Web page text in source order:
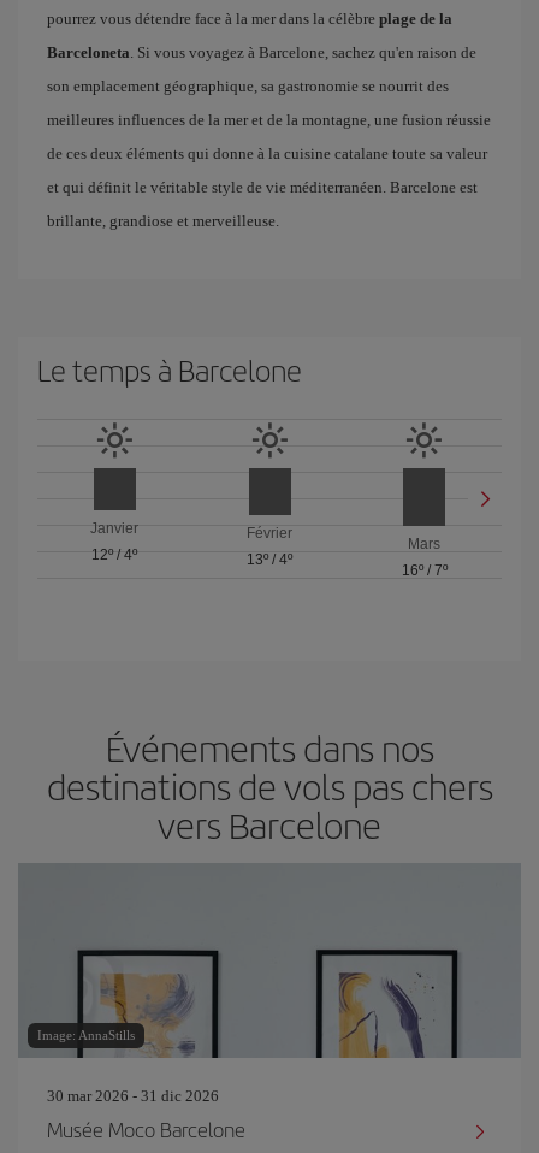
pourrez vous détendre face à la mer dans la célèbre plage de la
Barceloneta . Si vous voyagez à Barcelone, sachez qu'en raison de
son emplacement géographique, sa gastronomie se nourrit des
meilleures influences de la mer et de la montagne, une fusion réussie
de ces deux éléments qui donne à la cuisine catalane toute sa valeur
et qui définit le véritable style de vie méditerranéen. Barcelone est
brillante, grandiose et merveilleuse.
Le temps à Barcelone
Janvier
12º/4º
Février
13º / 4º
Mars
16º/ 7º
Événements dans nos
destinations de vols pas chers
vers Barcelone
Image: AnnaStills
30 mar 2026 - 31 dic 2026
Musée Moco Barcelone